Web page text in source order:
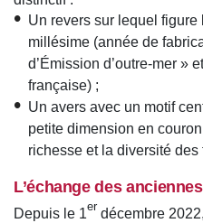
Un revers sur lequel
millésime (année de
d’Émission d’outre-mer »
française) ;
Un avers avec un motif
petite dimension en
richesse et la diversité des
L’échange des
Depuis le 1
er
décembre